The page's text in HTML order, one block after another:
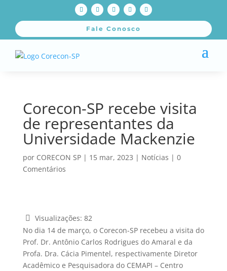
Fale Conosco
Corecon-SP recebe visita
de representantes da
Universidade Mackenzie
por CORECON SP| 15 mar, 2023 | Notícias | 0
Comentários
Visualizações: 82
No dia 14 de março, o Corecon-SP recebeu a visita do
Prof. Dr. Antônio Carlos Rodrigues do Amaral e da
Profa. Dra. Cácia Pimentel, respectivamente Diretor
Acadêmico e Pesquisadora do CEMAPI – Centro